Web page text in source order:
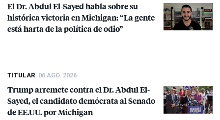
El Dr. Abdul El-Sayed habla sobre su
histórica victoria en Michigan: “La gente
está harta de la política de odio”
TITULAR 06 AGO. 2026
Trump arremete contra el Dr. Abdul El-
Sayed, el candidato demócrata al Senado
de EE.UU. por Michigan